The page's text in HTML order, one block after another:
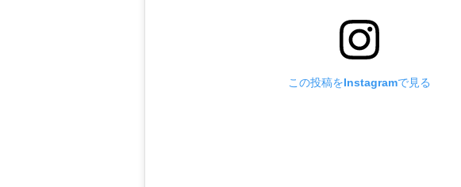
この投稿をInstagramで見る